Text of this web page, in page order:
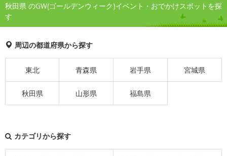
秋田県 のGW(ゴールデンウィーク)イベント・おでかけスポットを探
す
周辺の都道府県から探す
東北 青森県 岩手県 宮城県
秋田県 山形県 福島県
カテゴリから探す